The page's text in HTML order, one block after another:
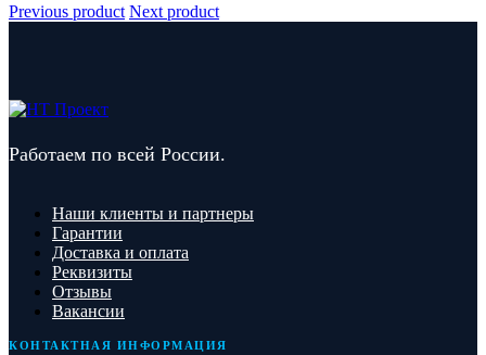
Previous product Next product
Работаем по всей России.
Наши клиенты и партнеры
Гарантии
Доставка и оплата
Реквизиты
Отзывы
Вакансии
КОНТАКТНАЯ ИНФОРМАЦИЯ